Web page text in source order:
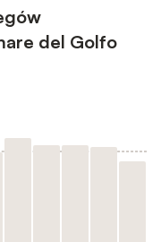
del Golfo